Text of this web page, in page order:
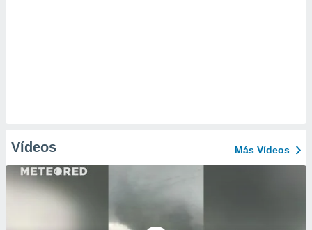
Vídeos Más Vídeos